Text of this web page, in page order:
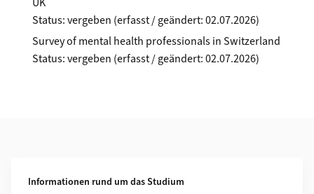
Status:vergeben (erfasst / geändert: 02.07.2026)
Survey of mental health professionals in Switzerland
Status:vergeben (erfasst / geändert: 02.07.2026)
Informationen rund um das Studium